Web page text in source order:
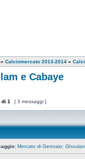
» Calciomercato 2013-2014 »
e Cabaye
di 1 [ 3 messaggi ]
Mercato di Gennaio: